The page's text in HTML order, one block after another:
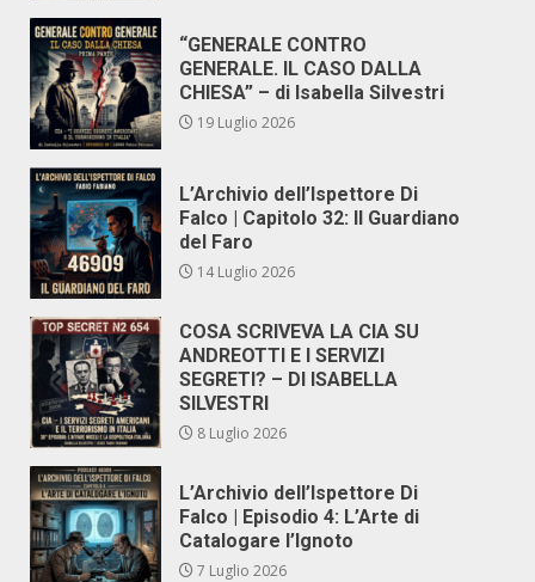
“GENERALE CONTRO
GENERALE. IL CASO DALLA
CHIESA” – di Isabella Silvestri
19 Luglio 2026
L’Archivio dell’Ispettore Di
Falco | Capitolo 32: Il Guardiano
del Faro
14 Luglio 2026
COSA SCRIVEVA LA CIA SU
ANDREOTTI E I SERVIZI
SEGRETI? – DI ISABELLA
SILVESTRI
8 Luglio 2026
L’Archivio dell’Ispettore Di
Falco | Episodio 4: L’Arte di
Catalogare l’Ignoto
7 Luglio 2026